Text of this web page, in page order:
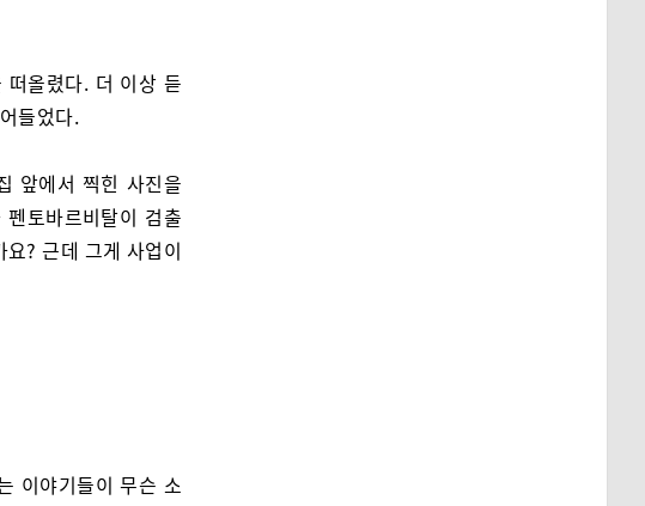
떠올렸다. 더 이상 듣
들었다.
앞에서 찍힌 사진을
토바르비탈이 검출
? 근데 그게 사업이
이야기들이 무슨 소